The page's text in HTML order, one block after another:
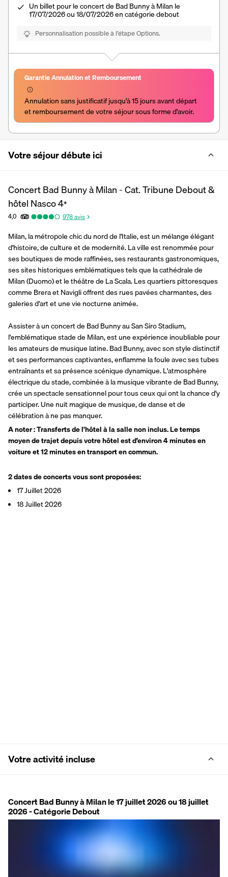
Un billet pour le concert de Bad Bunny à Milan le
17/07/2026 ou 18/07/2026 en catégorie debout
Personnalisation possible à l’étape Options.
Garantie Annulation et Remboursement
Annulation sans justificatif jusqu'à 15 jours avant départ
et remboursement de votre séjour sous forme d'avoir.
Votre séjour débute ici
Concert Bad Bunny à Milan - Cat. Tribune Debout &
hôtel Nasco4*
4,0 978avis
Milan, la métropole chic du nord de l'Italie, est un mélange élégant
d'histoire, de culture et de modernité. La ville est renommée pour
ses boutiques de mode raffinées, ses restaurants gastronomiques,
ses sites historiques emblématiques tels que la cathédrale de
Milan (Duomo) et le théâtre de La Scala. Les quartiers pittoresques
comme Brera et Navigli offrent des rues pavées charmantes, des
galeries d'art et une vie nocturne animée.
Assister à un concert de Bad Bunny au San Siro Stadium,
l'emblématique stade de Milan, est une expérience inoubliable pour
les amateurs de musique latine. Bad Bunny, avec son style distinctif
et ses performances captivantes, enflamme la foule avec ses tubes
entraînants et sa présence scénique dynamique. L'atmosphère
électrique du stade, combinée à la musique vibrante de Bad Bunny,
crée un spectacle sensationnel pour tous ceux qui ont la chance d'y
participer. Une nuit magique de musique, de danse et de
célébration à ne pas manquer.
A noter : Transferts de l'hôtel à la salle non inclus. Le temps
moyen de trajet depuis votre hôtel est d’environ 4 minutes en
voiture et 12 minutes en transport en commun.
2 dates de concerts vous sont proposées:
17 Juillet 2026
18 Juillet 2026
Votre activité incluse
Concert Bad Bunny à Milan le 17 juillet 2026 ou 18 juillet
2026 - Catégorie Debout